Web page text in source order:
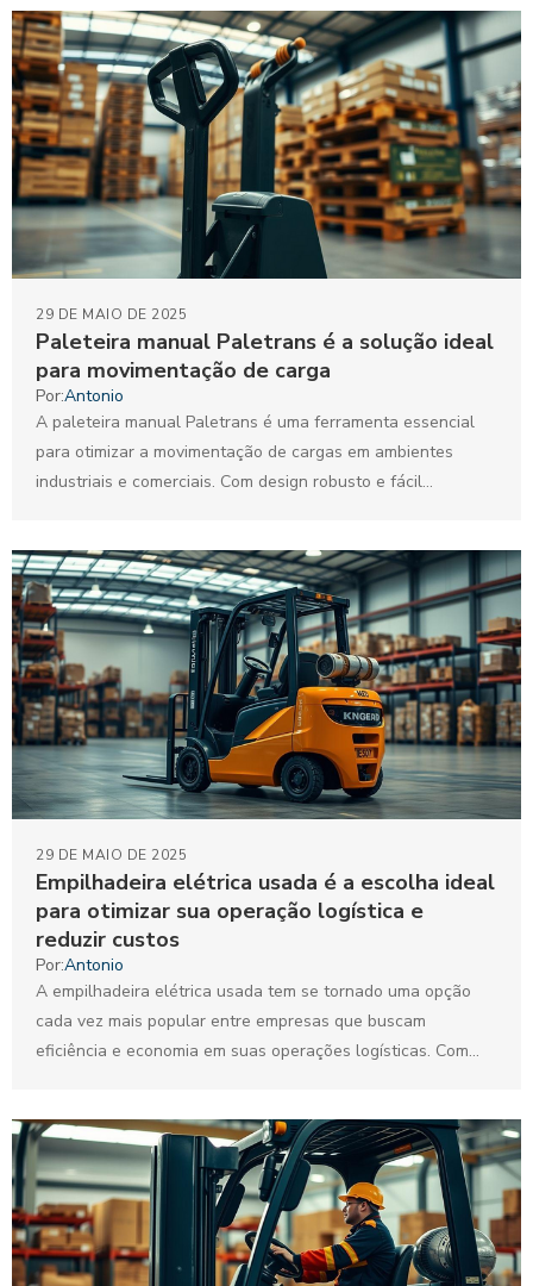
Paleteira manual Paletrans é a solução ideal
para movimentação de carga
29 DE MAIO DE 2025
Por:Antonio
A paleteira manual Paletrans é uma ferramenta essencial
para otimizar a movimentação de cargas em ambientes
industriais e comerciais. Com design robusto e fácil
Empilhadeira elétrica usada é a escolha ideal
para otimizar sua operação logística e
reduzir custos
29 DE MAIO DE 2025
Por:Antonio
A empilhadeira elétrica usada tem se tornado uma opção
cada vez mais popular entre empresas que buscam
eficiência e economia em suas operações logísticas. Com...